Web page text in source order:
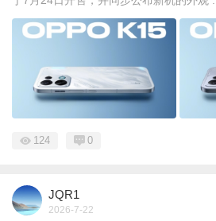
124 0
JQR1
2026-7-22